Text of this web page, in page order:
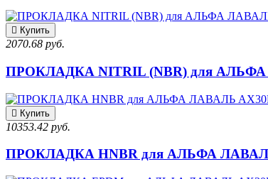
Купить
2070.68 руб.
ПРОКЛАДКА NITRIL (NBR) для
Купить
10353.42 руб.
ПРОКЛАДКА HNBR для АЛЬФА